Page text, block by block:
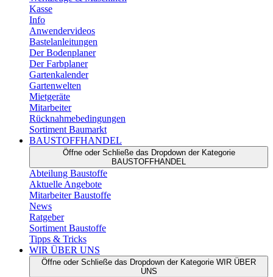
Kasse
Info
Anwendervideos
Bastelanleitungen
Der Bodenplaner
Der Farbplaner
Gartenkalender
Gartenwelten
Mietgeräte
Mitarbeiter
Rücknahmebedingungen
Sortiment Baumarkt
BAUSTOFFHANDEL
Öffne oder Schließe das Dropdown der Kategorie
BAUSTOFFHANDEL
Abteilung Baustoffe
Aktuelle Angebote
Mitarbeiter Baustoffe
News
Ratgeber
Sortiment Baustoffe
Tipps & Tricks
WIR ÜBER UNS
Öffne oder Schließe das Dropdown der Kategorie WIR ÜBER
UNS